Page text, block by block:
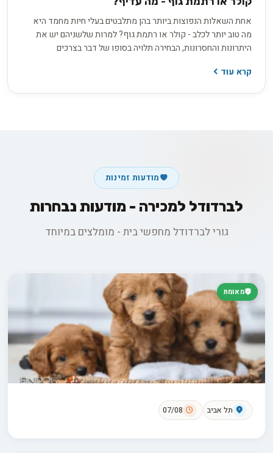
אחת השאלות הנפוצות ביותר בהן מתלבטים בעלי חיות מחמד היא
מה טוב יותר לכלב - קולר או רתמת גוף? למרות שלשניהם יש את
היתרונות והחסרונות, הבחירה תלויה בסופו של דבר בצרכים
את היתרונות והחסרונות של שתי האפשרויות כדי לעזור לקבל
קרא עוד
מודעות זמינות
לברדודל למכירה - מודעות נבחרות
גורי לברדודל מחפשי בית - מומלצים במיוחד
מאומת
תל אביב 07/08